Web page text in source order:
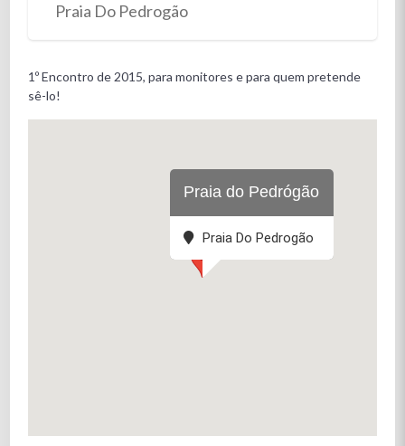
Praia Do Pedrogão
1º Encontro de 2015, para monitores e para quem pretende
sê-lo!
Praia do Pedrógão
Praia Do Pedrogão